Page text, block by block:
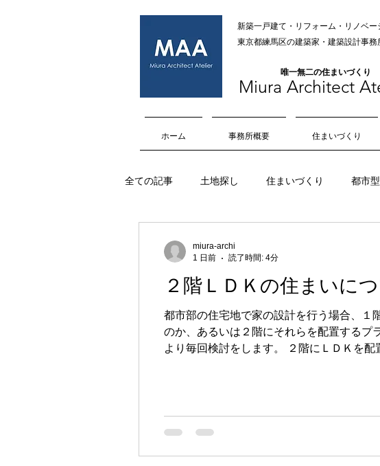
新築一戸建て・リフォーム・リノベ
東京都練馬区の建築家・建築設計事
Miura Architect
​唯一無二の住まいづくり
ホーム 事務所概要 住まいづくり
全ての記事 土地探し 住まいづくり 都市
擁壁 マイホーム 車庫 吹き抜け
外壁材 屋根材 板金工事
２階ＬＤＫの住まいに
都市部の住宅地で家の設計を行う場合、１
のか、あるいは２階にそれらを配置するプ
より毎回検討をします。 ２階にＬＤＫを
miura-archi
1 日前
読了時間: 4分